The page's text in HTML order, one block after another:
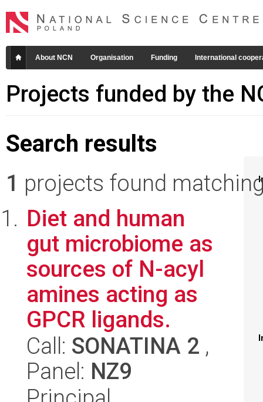
About NCN Organisation Funding International
Projects funded by the
Search results
1 projects found
Diet and human
gut microbiome as
sources of N-acyl
amines acting as
GPCR ligands.
Call: SONATINA 2 ,
Panel: NZ9